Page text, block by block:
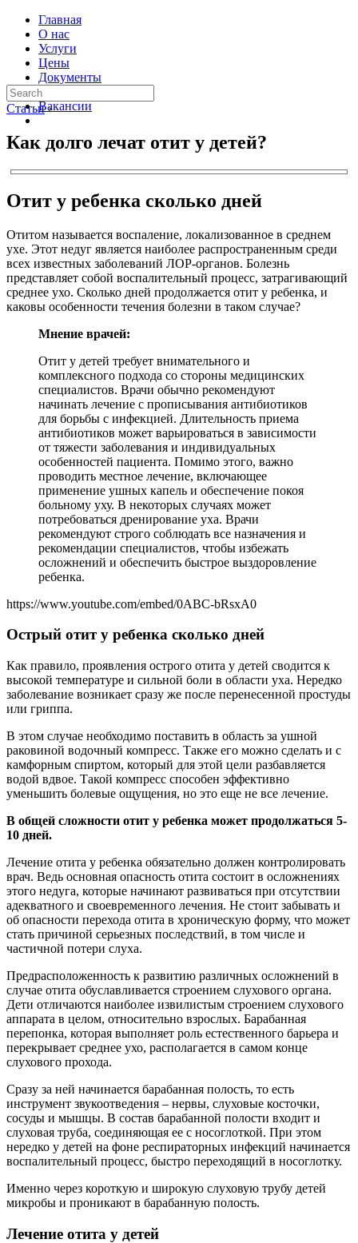
Главная
О нас
Услуги
Цены
Документы
Контакты
Вакансии
Статьи ›
Как долго лечат отит у детей?
Отит у ребенка сколько дней
Отитом называется воспаление, локализованное в среднем
ухе. Этот недуг является наиболее распространенным среди
всех известных заболеваний ЛОР-органов. Болезнь
представляет собой воспалительный процесс, затрагивающий
среднее ухо. Сколько дней продолжается отит у ребенка, и
каковы особенности течения болезни в таком случае?
Мнение врачей:
Отит у детей требует внимательного и
комплексного подхода со стороны медицинских
специалистов. Врачи обычно рекомендуют
начинать лечение с прописывания антибиотиков
для борьбы с инфекцией. Длительность приема
антибиотиков может варьироваться в зависимости
от тяжести заболевания и индивидуальных
особенностей пациента. Помимо этого, важно
проводить местное лечение, включающее
применение ушных капель и обеспечение покоя
больному уху. В некоторых случаях может
потребоваться дренирование уха. Врачи
рекомендуют строго соблюдать все назначения и
рекомендации специалистов, чтобы избежать
осложнений и обеспечить быстрое выздоровление
ребенка.
https://www.youtube.com/embed/0ABC-bRsxA0
Острый отит у ребенка сколько дней
Как правило, проявления острого отита у детей сводится к
высокой температуре и сильной боли в области уха. Нередко
заболевание возникает сразу же после перенесенной простуды
или гриппа.
В этом случае необходимо поставить в область за ушной
раковиной водочный компресс. Также его можно сделать и с
камфорным спиртом, который для этой цели разбавляется
водой вдвое. Такой компресс способен эффективно
уменьшить болевые ощущения, но это еще не все лечение.
В общей сложности отит у ребенка может продолжаться 5-
10 дней.
Лечение отита у ребенка обязательно должен контролировать
врач. Ведь основная опасность отита состоит в осложнениях
этого недуга, которые начинают развиваться при отсутствии
адекватного и своевременного лечения. Не стоит забывать и
об опасности перехода отита в хроническую форму, что может
стать причиной серьезных последствий, в том числе и
частичной потери слуха.
Предрасположенность к развитию различных осложнений в
случае отита обуславливается строением слухового органа.
Дети отличаются наиболее извилистым строением слухового
аппарата в целом, относительно взрослых. Барабанная
перепонка, которая выполняет роль естественного барьера и
перекрывает среднее ухо, располагается в самом конце
слухового прохода.
Сразу за ней начинается барабанная полость, то есть
инструмент звукоотведения – нервы, слуховые косточки,
сосуды и мышцы. В состав барабанной полости входит и
слуховая труба, соединяющая ее с носоглоткой. При этом
нередко у детей на фоне респираторных инфекций начинается
воспалительный процесс, быстро переходящий в носоглотку.
Именно через короткую и широкую слуховую трубу детей
микробы и проникают в барабанную полость.
Лечение отита у детей